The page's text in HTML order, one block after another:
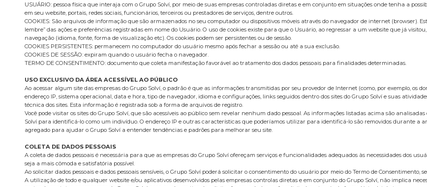
USUÁRIO: pessoa física que interaja com o Grupo Solví, por meio de suas empresas controladas diretas e em conjunto em situações onde tenha a
em seu website, portais, redes sociais, funcionários, terceiros ou prestadores de serviços, dentre outros.
COOKIES: São arquivos de informação que são armazenados no seu computador ou dispositivos móveis através do navegador de internet (browser).
lembre” das ações e preferências registradas em nome do Usuário. O uso de cookies existe para que o Usuário, ao regressar a um website que já
navegação (idioma, fonte, forma de visualização etc). Os cookies podem ser persistentes ou de sessão.
COOKIES PERSISTENTES: permanecem no computador do usuário mesmo após fechar a sessão ou até a sua exclusão.
COOKIES DE SESSÃO: expiram quando o usuário fecha o navegador.
TERMO DE CONSENTIMENTO: documento que coleta manifestação favorável ao tratamento dos dados pessoais para finalidades determinadas.
USO EXCLUSIVO DA ÁREA ACESSÍVEL AO PÚBLICO
Ao acessar algum site das empresas do Grupo Solví, o padrão é que as informações transmitidas por seu provedor de Internet (como, por exemplo, os
endereço IP, sistema operacional, data e hora, tipo de navegador, idioma e configurações, links seguidos dentro dos sites do Grupo Solví e suas
técnica dos sites. Esta informação é registrada sob a forma de arquivos de registro.
Você pode visitar os sites do Grupo Solví, que são acessíveis ao público sem revelar nenhum dado pessoal. As informações listadas acima são
Solví para identificá-lo como um indivíduo. O endereço IP e outras características que poderíamos utilizar para identificá-lo são removidos durante a
agregado para ajudar o Grupo Solví a entender tendências e padrões para melhorar seu site.
COLETA DE DADOS PESSOAIS
A coleta de dados pessoais é necessária para que as empresas do Grupo Solví ofereçam serviços e funcionalidades adequados às necessidades dos
seja a mais cômoda e satisfatória possível.
Ao solicitar dados pessoais e dados pessoais sensíveis, o Grupo Solví poderá solicitar o consentimento do usuário por meio do Termo de
A utilização de todo e qualquer website e/ou aplicativos desenvolvidos pelas empresas controlas diretas e em conjunto do Grupo Solví, não implica